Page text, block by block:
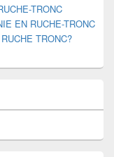
TRONC
EN RUCHE-TRONC
TRONC?